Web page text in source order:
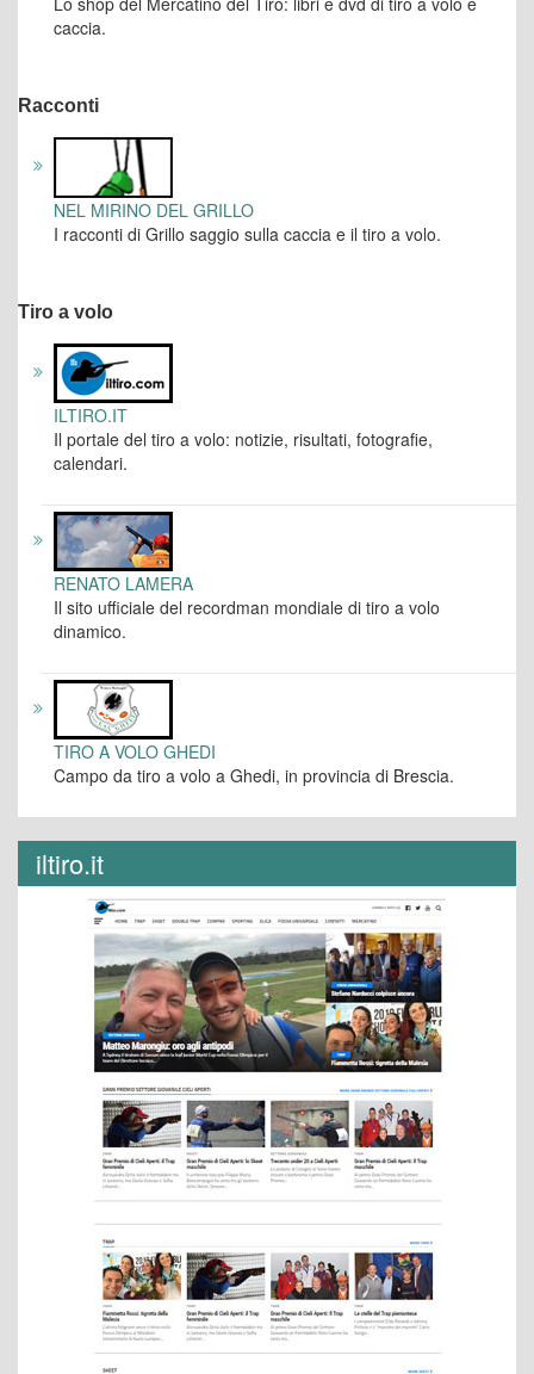
caccia.
Racconti
NEL MIRINO DEL GRILLO
I racconti di Grillo saggio sulla caccia e il tiro a volo.
Tiro a volo
ILTIRO.IT
Il portale del tiro a volo: notizie, risultati, fotografie,
calendari.
RENATO LAMERA
Il sito ufficiale del recordman mondiale di tiro a volo
dinamico.
TIRO A VOLO GHEDI
Campo da tiro a volo a Ghedi, in provincia di Brescia.
iltiro.it